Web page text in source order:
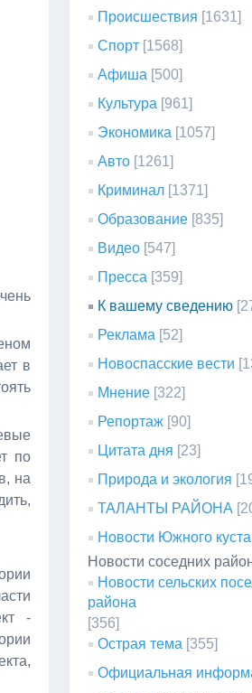
в
по
на
-
Происшествия [1631]
Спорт [1568]
Афиша [500]
Культура [961]
Экономика [1057]
Авто [1261]
Криминал [1371]
Образование [835]
Видео [547]
Пресса [359]
К вашему сведению
Реклама [52]
Новоспасские вести
Мнение [322]
Репортаж [90]
Цитата дня [23]
Природа и экология
ТАЛАНТЫ РАЙОНА
Новости Южного куста
Новости соседних
Новости сельских
района
[356]
Острая тема [355]
Официальная